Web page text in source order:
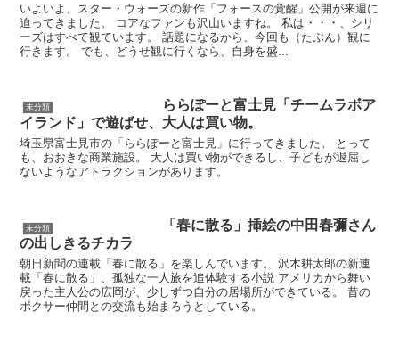
いよいよ、スター・ウォーズの新作「フォースの覚醒」公開が来週に
迫ってきました。 コアなファンも沢山いますね。 私は・・・、シリ
ーズはすべて観ています。 話題になるから、今回も（たぶん）観に
行きます。 でも、どうせ観に行くなら、自身を盛...
未分類
ららぽーと富士見「チームラボア
イランド」で遊ばせ、大人は買い物。
埼玉県富士見市の「ららぽーと富士見」に行ってきました。 とって
も、おおきな商業施設。 大人は買い物ができるし、子どもが退屈し
ないようなアトラクションがあります。
未分類
「春に散る」挿絵の中田春彌さん
の出しきるチカラ
朝日新聞の連載「春に散る」を楽しんでいます。 沢木耕太郎の新連
載「春に散る」、孤独な一人旅を追体験する小説 アメリカから舞い
戻った主人公の広岡が、少しずつ自分の居場所ができている。 昔の
ボクサー仲間との交流も始まろうとしている。